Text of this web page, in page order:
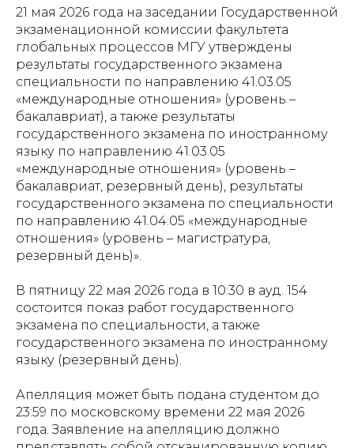
21 мая 2026 года на заседании Государственной
экзаменационной комиссии факультета
глобальных процессов МГУ утверждены
результаты государственного экзамена
специальности по направлению 41.03.05
«международные отношения» (уровень –
бакалавриат), а также результаты
государственного экзамена по иностранному
языку по направлению 41.03.05
«международные отношения» (уровень –
бакалавриат, резервный день), результаты
государственного экзамена по специальности
по направлению 41.04.05 «международные
отношения» (уровень – магистратура,
резервный день)».
В пятницу 22 мая 2026 года в 10:30 в ауд. 154
состоится показ работ государственного
экзамена по специальности, а также
государственного экзамена по иностранному
языку (резервный день).
Апелляция может быть подана студентом до
23:59 по московскому времени 22 мая 2026
года. Заявление на апелляцию должно